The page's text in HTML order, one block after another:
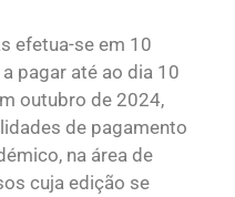
efetua-se em 10
pagar até ao dia 10
outubro de 2024,
de pagamento
na área de
cuja edição se